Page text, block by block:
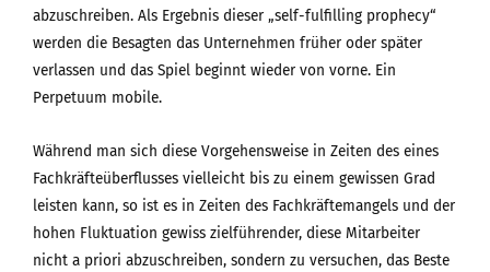
abzuschreiben. Als Ergebnis dieser „self-fulfilling prophecy“
werden die Besagten das Unternehmen früher oder später
verlassen und das Spiel beginnt wieder von vorne. Ein
Perpetuum mobile.
Während man sich diese Vorgehensweise in Zeiten des eines
Fachkräfteüberflusses vielleicht bis zu einem gewissen Grad
leisten kann, so ist es in Zeiten des Fachkräftemangels und der
hohen Fluktuation gewiss zielführender, diese Mitarbeiter
nicht a priori abzuschreiben, sondern zu versuchen, das Beste